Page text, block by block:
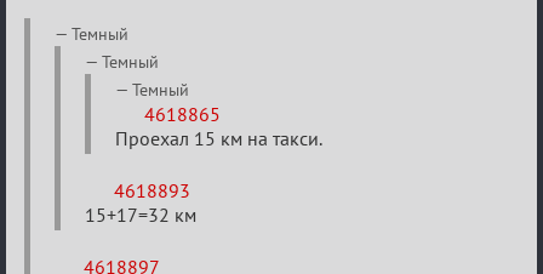
Re:
градусов
Бертозиму
Темный
Темный
Темный
4618865
Проехал 15 км на такси.
4618893
15+17=32 км
4618897